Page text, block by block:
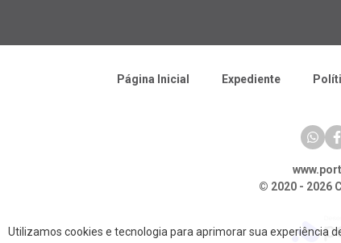
Página Inicial Expediente
© 2020 - 2026
Utilizamos cookies e tecnologia para aprimorar sua experiência